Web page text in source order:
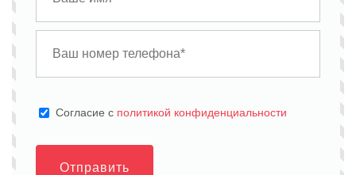
Cогласие с политикой конфиденциальности
Отправить